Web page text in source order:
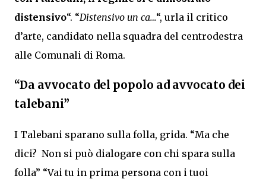
distensivo“. “Distensivo un ca…“, urla il critico
d’arte, candidato nella squadra del centrodestra
alle Comunali di Roma.
“Da avvocato del popolo ad avvocato dei
talebani”
I Talebani sparano sulla folla, grida. “Ma che
dici? Non si può dialogare con chi spara sulla
folla” “Vai tu in prima persona con i tuoi